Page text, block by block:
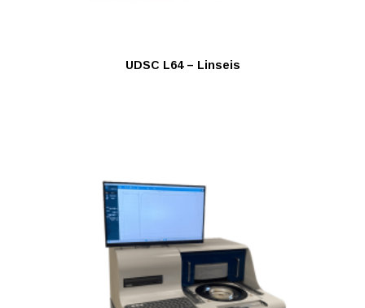
UDSC L64 – Linseis